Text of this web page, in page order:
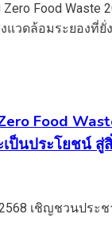
Food
เป็นประโยชน์